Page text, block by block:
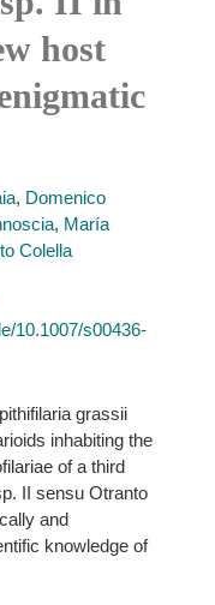
host
, Domenico
, María
Colella
10.1007/s00436-
grassii
inhabiting the
of a third
II sensu Otranto
and
knowledge of